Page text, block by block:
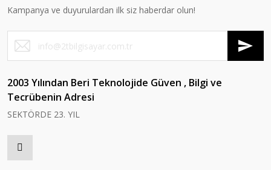
Kampanya ve duyurulardan ilk siz haberdar olun!
2003 Yılından Beri Teknolojide Güven , Bilgi ve
Tecrübenin Adresi
SEKTÖRDE 23. YIL